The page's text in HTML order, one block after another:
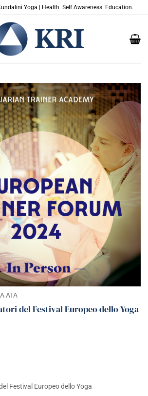
Yoga | Health. Self Awareness. Education.
ATA
del Festival Europeo dello Yoga
Festival Europeo dello Yoga